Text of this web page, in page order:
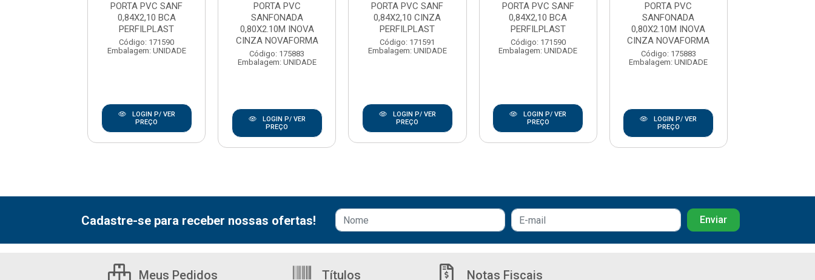
PORTA PVC SANF
0,84X2,10 BCA
PERFILPLAST
Código: 171590
Embalagem: UNIDADE
LOGIN P/ VER
PREÇO
PORTA PVC
SANFONADA
0,80X2.10M INOVA
CINZA NOVAFORMA
Código: 175883
Embalagem: UNIDADE
LOGIN P/ VER
PREÇO
PORTA PVC SANF
0,84X2,10 CINZA
PERFILPLAST
Código: 171591
Embalagem: UNIDADE
LOGIN P/ VER
PREÇO
PORTA PVC SANF
0,84X2,10 BCA
PERFILPLAST
Código: 171590
Embalagem: UNIDADE
LOGIN P/ VER
PREÇO
PORTA PVC
SANFONADA
0,80X2.10M INOVA
CINZA NOVAFORMA
Código: 175883
Embalagem: UNIDADE
LOGIN P/ VER
PREÇO
Cadastre-se para receber nossas ofertas!
Meus Pedidos Títulos Notas Fiscais